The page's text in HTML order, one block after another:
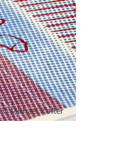
© Michael Kofler